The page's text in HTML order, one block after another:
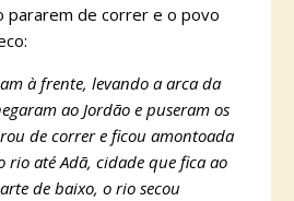
pararem de correr e o povo
à frente, levando a arca da
ao Jordão e puseram os
de correr e ficou amontoada
rio até Adã, cidade que fica ao
de baixo, o rio secou